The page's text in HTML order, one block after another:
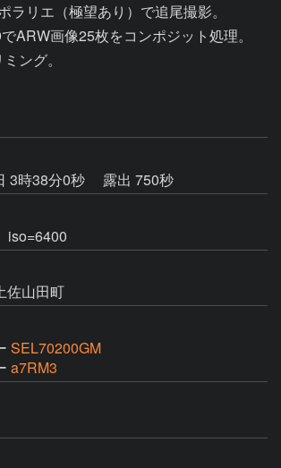
ラリエ（極望あり）で追尾撮影。
ARW画像25枚をコンポジット処理。
ング。
3時38分0秒
露出 750秒
iso=6400
佐山田町
SEL70200GM
a7RM3